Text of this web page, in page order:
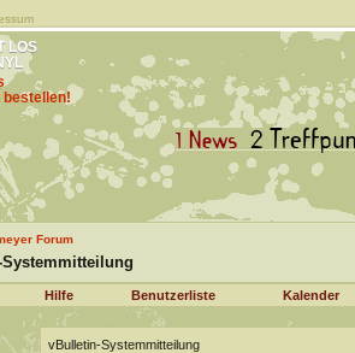
LOS
bestellen!
Forum
Hilfe Benutzerliste Kalender
vBulletin-Systemmitteilung